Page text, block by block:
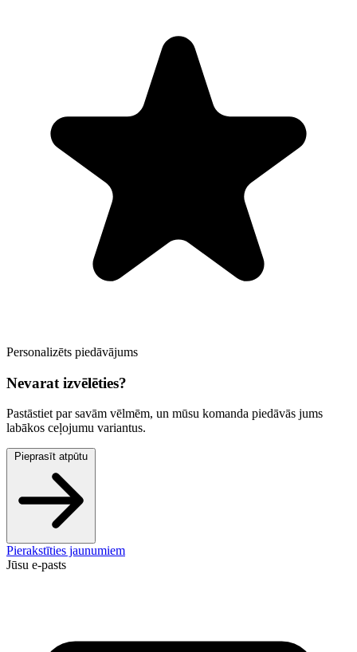
Personalizēts piedāvājums
Nevarat izvēlēties?
Pastāstiet par savām vēlmēm, un mūsu komanda piedāvās jums
labākos ceļojumu variantus.
Pieprasīt atpūtu
Pierakstīties jaunumiem
Jūsu e-pasts